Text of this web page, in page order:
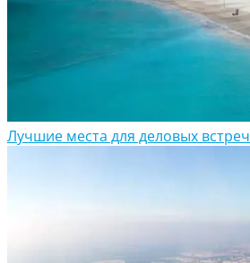
Лучшие места для деловых